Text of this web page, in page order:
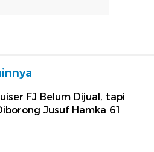
FJ Belum Dijual, tapi
Jusuf Hamka 61